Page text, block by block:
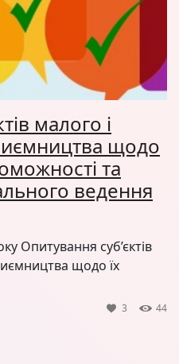
малого і
щодо
та
ведення
Опитування суб’єктів
щодо їх
3 44